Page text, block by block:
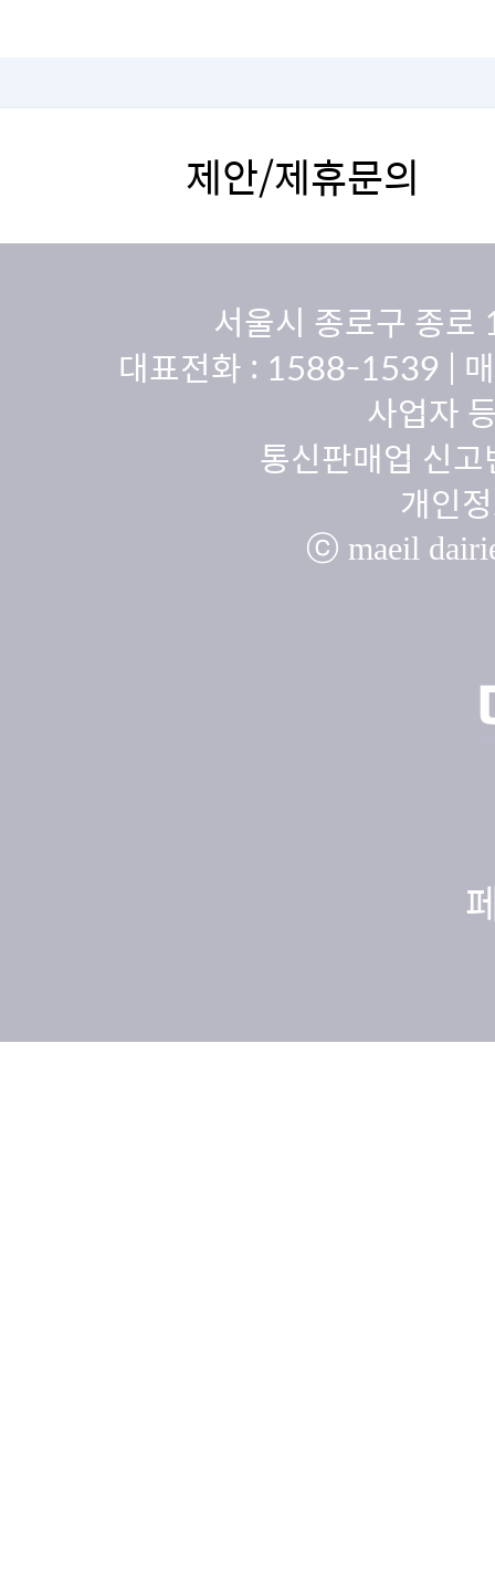
제안/제휴문의
서울시 종로구 종
대표전화 : 1588-1539 |
사업자
통신판매업 신
개인
ⓒ maeil